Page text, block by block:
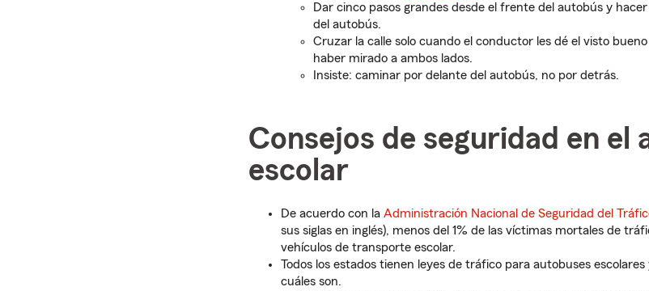
Dar cinco pasos grandes desde el frente del autobús y
del autobús.
Cruzar la calle solo cuando el conductor les dé el visto
haber mirado a ambos lados.
Insiste: caminar por delante del autobús, no por detrás.
Consejos de seguridad en el
escolar
De acuerdo con la Administración Nacional de Seguridad del
sus siglas en inglés), menos del 1% de las víctimas mortales de
vehículos de transporte escolar.
Todos los estados tienen leyes de tráfico para autobuses
cuáles son.